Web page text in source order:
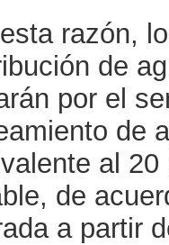
razón,
de
por el
de
al
de
a partir